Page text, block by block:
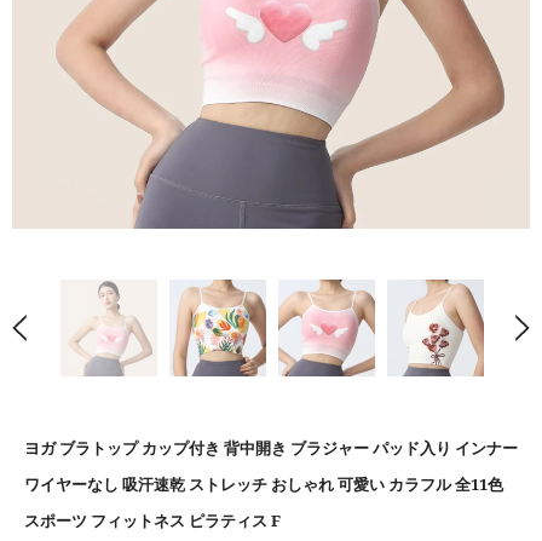
ヨガ ブラトップ カップ付き 背中開き ブラジャー パッド入り インナー
ワイヤーなし 吸汗速乾 ストレッチ おしゃれ 可愛い カラフル 全11色
スポーツ フィットネス ピラティス F